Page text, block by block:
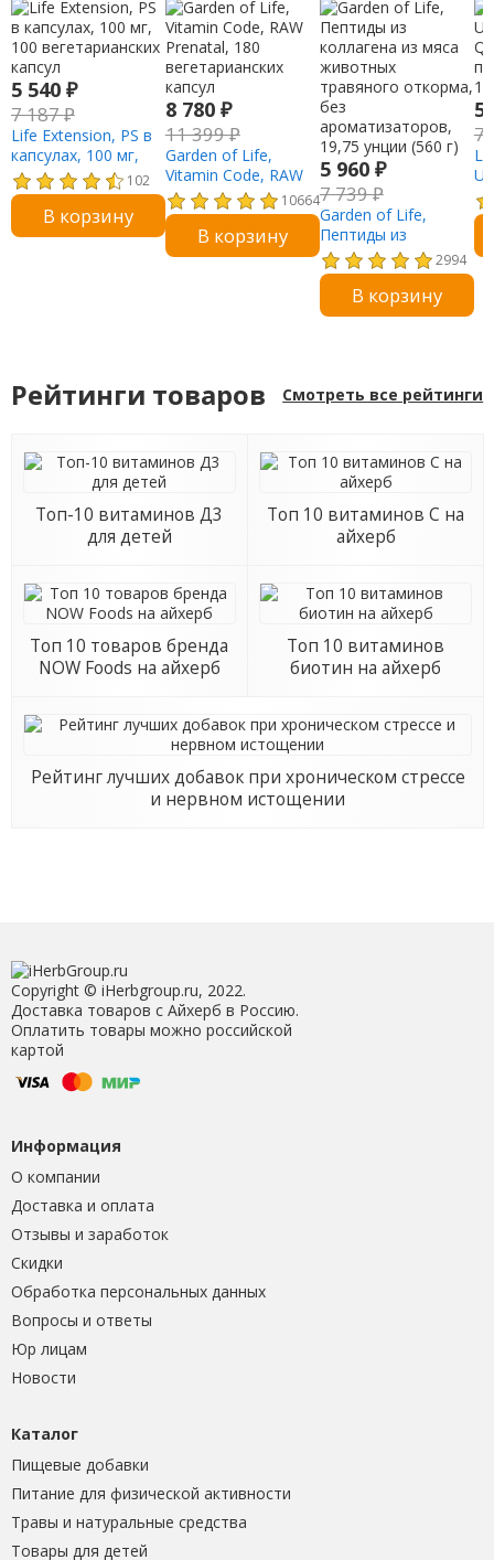
5 540 ₽
7 187₽
Life Extension, PS в
капсулах, 100 мг,
100 вегетарианских
капсул
102
В корзину
8 780 ₽
11 399₽
Garden of Life,
Vitamin Code, RAW
Prenatal, 180
вегетарианских
капсул
10664
В корзину
5 960 ₽
7 739₽
Garden of Life,
Пептиды из
коллагена из мяса
животных
травяного откорма,
без
2994
В корзину
5
7
Рейтинги товаров Смотреть все рейтинги
Топ-10 витаминов Д3
для детей
Топ 10 витаминов С на
айхерб
Топ 10 товаров бренда
NOW Foods на айхерб
Топ 10 витаминов
биотин на айхерб
Рейтинг лучших добавок при хроническом стрессе
и нервном истощении
Copyright © iHerbgroup.ru, 2022.
Доставка товаров с Айхерб в Россию.
Оплатить товары можно российской
картой
Информация
О компании
Доставка и оплата
Отзывы и заработок
Скидки
Обработка персональных данных
Вопросы и ответы
Юр лицам
Новости
Каталог
Пищевые добавки
Питание для физической активности
Травы и натуральные средства
Товары для детей